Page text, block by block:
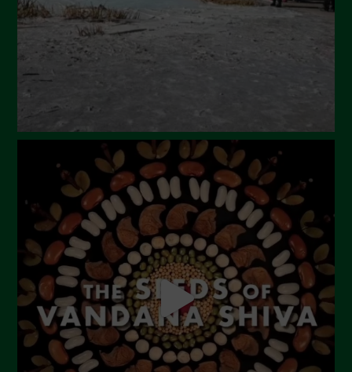
Aprile 2024
Marzo 2024
Febbraio 2024
Ottobre 2023
Settembre 2023
Agosto 2023
Luglio 2023
Giugno 2023
Maggio 2023
Aprile 2023
Marzo 2023